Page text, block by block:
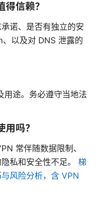
信赖？
诺、是否有独立的安
以及对 DNS 泄露的
用途。务必遵守当地法
吗？
常伴随数据限制、
私和安全性不足。 梯
风险分析，含 VPN